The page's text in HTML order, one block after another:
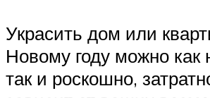
Украсить дом или
Новому году можно как
так и роскошно,